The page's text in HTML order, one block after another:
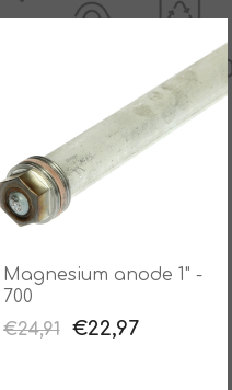
Magnesium anode 1" -
700
€24,91
€22,97